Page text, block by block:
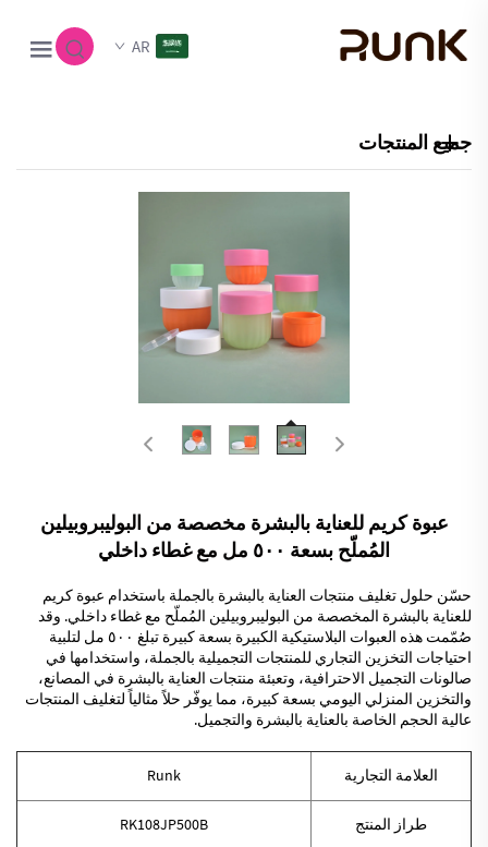
AR
جميع المنتجات
عبوة كريم للعناية بالبشرة مخصصة من البوليبروبيلين
المُملّح بسعة ٥٠٠ مل مع غطاء داخلي
حسّن حلول تغليف منتجات العناية بالبشرة بالجملة باستخدام عبوة كريم
للعناية بالبشرة المخصصة من البوليبروبيلين المُملّح مع غطاء داخلي. وقد
صُمّمت هذه العبوات البلاستيكية الكبيرة بسعة كبيرة تبلغ ٥٠٠ مل لتلبية
احتياجات التخزين التجاري للمنتجات التجميلية بالجملة، واستخدامها في
صالونات التجميل الاحترافية، وتعبئة منتجات العناية بالبشرة في المصانع،
والتخزين المنزلي اليومي بسعة كبيرة، مما يوفّر حلاً مثالياً لتغليف المنتجات
عالية الحجم الخاصة بالعناية بالبشرة والتجميل.
العلامة التجارية Runk
طراز المنتج RK108JP500B